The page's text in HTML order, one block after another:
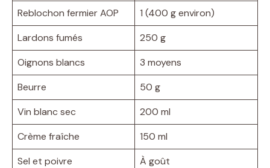
Reblochon fermier AOP
1 (400 g environ)
Lardons fumés
250 g
Oignons blancs
3 moyens
Beurre
50 g
Vin blanc sec
200 ml
Crème fraîche
150 ml
Sel et poivre
À goût